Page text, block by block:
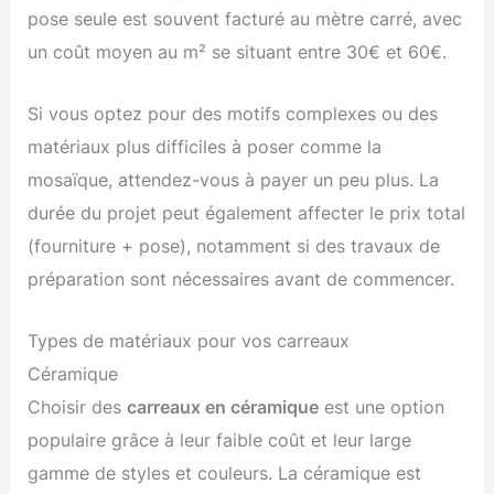
pose seule est souvent facturé au mètre carré, avec
un coût moyen au m² se situant entre 30€ et 60€.
Si vous optez pour des motifs complexes ou des
matériaux plus difficiles à poser comme la
mosaïque, attendez-vous à payer un peu plus. La
durée du projet peut également affecter le prix total
(fourniture + pose), notamment si des travaux de
préparation sont nécessaires avant de commencer.
Types de matériaux pour vos carreaux
Céramique
Choisir descarreaux en céramique est une option
populaire grâce à leur faible coût et leur large
gamme de styles et couleurs. La céramique est